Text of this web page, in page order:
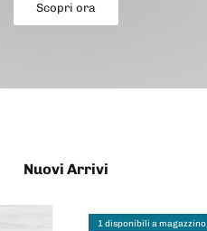
Scopri ora
Nuovi Arrivi
1 disponibili a magazzino